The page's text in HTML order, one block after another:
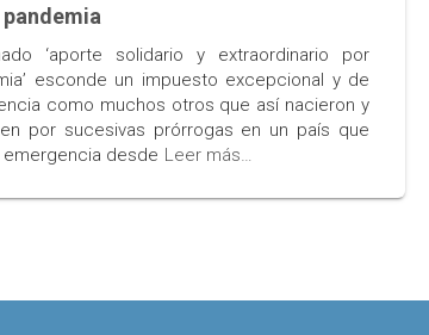
‘aporte solidario y extraordinario por
esconde un impuesto excepcional y de
como muchos otros que así nacieron y
por sucesivas prórrogas en un país que
emergencia desde Leer más…